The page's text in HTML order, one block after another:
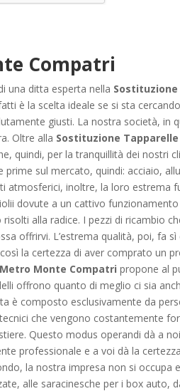
Compatri
una ditta esperta nella
è la scelta ideale se si sta cercando
giusti. La nostra società, in
Oltre alla Sostituzione
quindi, per la tranquillità dei nostri
sul mercato, quindi: acciaio,
atmosferici, inoltre, la loro estrema
dovute a un cattivo funzionamento
alla radice. I pezzi di ricambio
offrirvi. L’estrema qualità, poi, fa sì
la certezza di aver comprato un
Monte Compatri propone al
offrono quanto di meglio ci sia
è composto esclusivamente da
che vengono costantemente
Questo modus operandi dà a
professionale e a voi dà la
la nostra impresa non si occupa
alle saracinesche per i box auto,